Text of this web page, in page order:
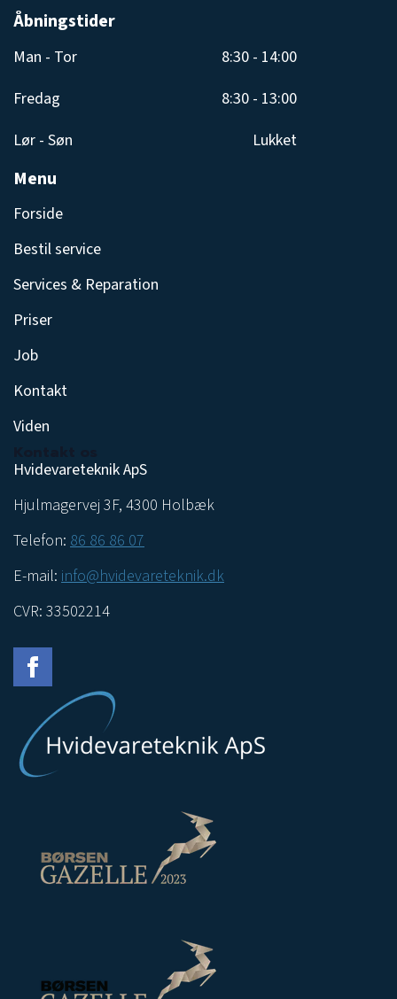
Hvidevareteknik ApS
Hjulmagervej 3F, 4300 Holbæk
Telefon: 86 86 86 07
E-mail: info@hvidevareteknik.dk
CVR: 33502214
Menu
Forside
Bestil service
Services & Reparation
Priser
Job
Kontakt
Viden
Åbningstider
Man - Tor
8:30 - 14:00
Fredag
8:30 - 13:00
Lør - Søn
Lukket